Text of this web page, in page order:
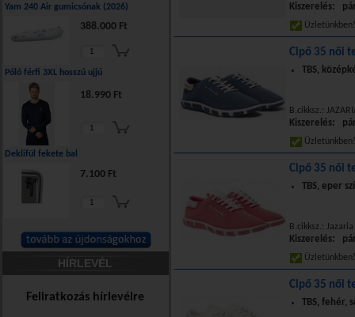
Yam 240 Air gumicsónak (2026)
388.000 Ft
Póló férfi 3XL hosszú ujjú
18.990 Ft
Deklifül fekete bal
7.100 Ft
HÍRLEVÉL
Feliratkozás hírlevélre
Kiszerelés:
Cipő 35 női
TBS,
B.cikksz.:
Kiszerelés:
Cipő 35 női
TBS, eper
B.cikksz.:
Kiszerelés:
Cipő 35 női
TBS, fehér,